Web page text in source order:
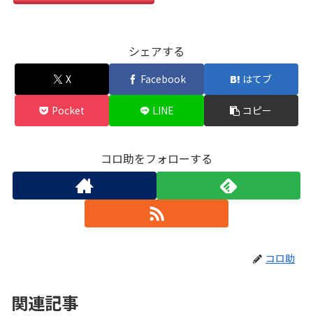
シェアする
X Facebook はてブ
Pocket LINE コピー
コロ助をフォローする
コロ助
関連記事